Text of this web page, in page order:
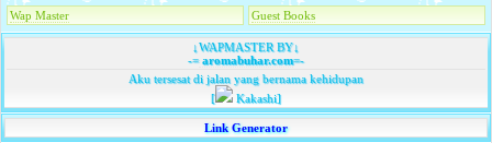
Wap Master Guest Books
↓WAPMASTER BY↓
-=aromabuhar.com=-
Aku tersesat di jalan yang bernama kehidupan
[
Kakashi]
Link Generator